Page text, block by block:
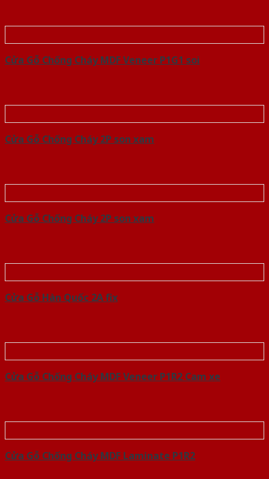
Cửa Gỗ Chống Cháy MDF Veneer P1G1 soi
Cửa Gỗ Chống Cháy 2P son xam
Cửa Gỗ Chống Cháy 2P son xam
Cửa Gỗ Hàn Quốc 2A fix
Cửa Gỗ Chống Cháy MDF Veneer P1R2 Cam xe
Cửa Gỗ Chống Cháy MDF Laminate P1R2